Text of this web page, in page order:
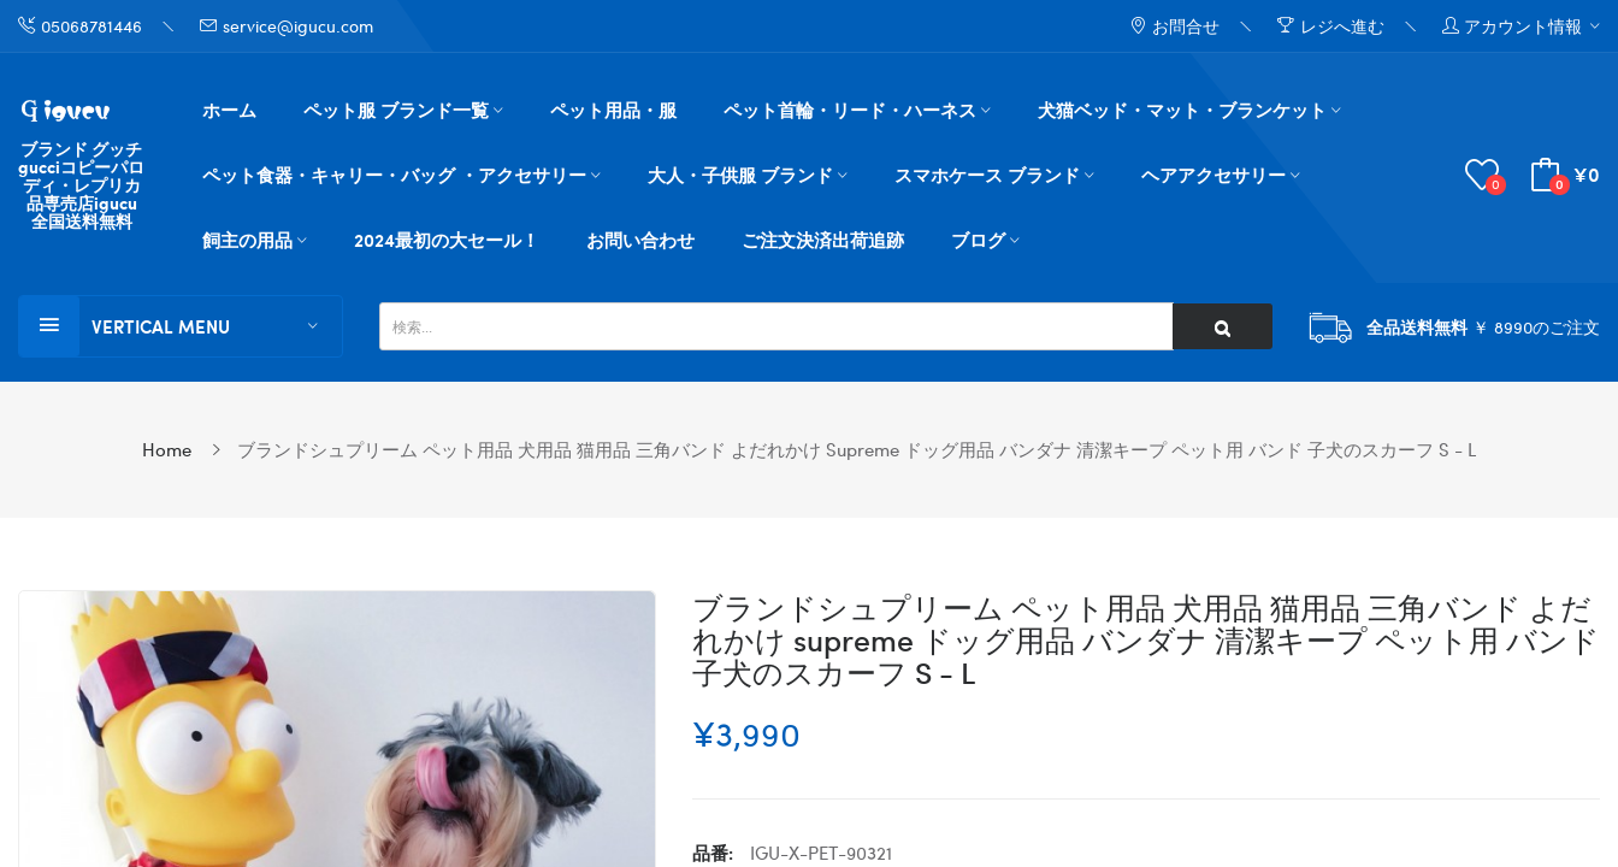
05068781446 service@igucu.com お問合せ レジへ進む アカウント情報
ブランド グッチ
gucciコピーパロ
ディ・レプリカ
品専売店igucu
全国送料無料
ホーム ペット服 ブランド一覧 ペット用品・服 ペット首輪・リード・ハーネス 犬猫ベッド・マット・ブランケット
ペット食器・キャリー・バッグ ・アクセサリー 大人・子供服 ブランド スマホケース ブランド ヘアアクセサリー
飼主の用品 2024最初の大セール！ お問い合わせ ご注文決済出荷追跡 ブログ
0 0 ¥0
VERTICAL MENU 全品送料無料￥ 8990のご注文
Home ブランドシュプリーム ペット用品 犬用品 猫用品 三角バンド よだれかけ Supreme ドッグ用品 バンダナ 清潔キープ ペット用 バンド 子犬のスカーフ S - L
ブランドシュプリーム ペット用品 犬用品 猫用品 三角バンド よだ
れかけ supreme ドッグ用品 バンダナ 清潔キープ ペット用 バンド
子犬のスカーフ S - L
¥3,990
品番:
IGU-X-PET-90321